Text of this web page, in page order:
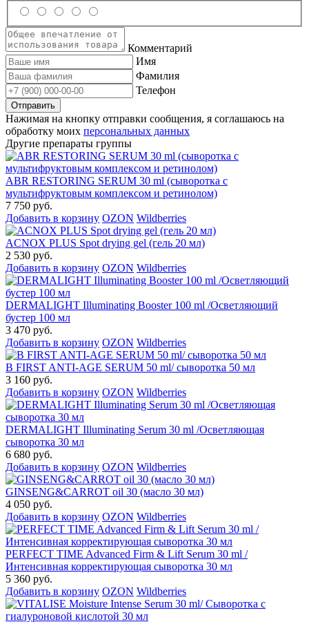
Комментарий
Имя
Фамилия
Телефон
Нажимая на кнопку отправки сообщения, я соглашаюсь на
обработку моих персональных данных
Другие препараты группы
ABR RESTORING SERUM 30 ml (сыворотка с
мультифруктовым комплексом и ретинолом)
7 750 руб.
Добавить в корзину OZON Wildberries
ACNOX PLUS Spot drying gel (гель 20 мл)
2 530 руб.
Добавить в корзину OZON Wildberries
DERMALIGHT Illuminating Booster 100 ml /Осветляющий
бустер 100 мл
3 470 руб.
Добавить в корзину OZON Wildberries
B FIRST ANTI-AGE SERUM 50 ml/ сыворотка 50 мл
3 160 руб.
Добавить в корзину OZON Wildberries
DERMALIGHT Illuminating Serum 30 ml /Осветляющая
сыворотка 30 мл
6 680 руб.
Добавить в корзину OZON Wildberries
GINSENG&CARROT oil 30 (масло 30 мл)
4 050 руб.
Добавить в корзину OZON Wildberries
PERFECT TIME Advanced Firm & Lift Serum 30 ml /
Интенсивная корректирующая сыворотка 30 мл
5 360 руб.
Добавить в корзину OZON Wildberries